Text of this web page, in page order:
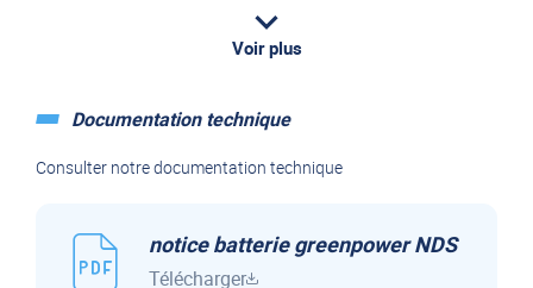
- Hauteur : 215 mm
La recherche continue des techniciens de NDS, a conduit en
recombinaison des gaz (VRLA) spécifique pour l’utilisation des
services dans les véhicules de loisirs. Greenpower est la
Voir plus
Documentation technique
Consulter notre documentation technique
notice batterie greenpower NDS
Télécharger